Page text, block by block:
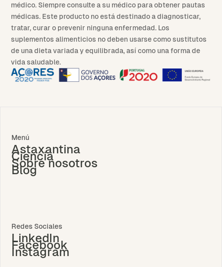
médico. Siempre consulte a su médico para obtener pautas
médicas. Este producto no está destinado a diagnosticar,
tratar, curar o prevenir ninguna enfermedad. Los
suplementos alimenticios no deben usarse como sustitutos
de una dieta variada y equilibrada, así como una forma de
vida saludable.
Menú
Astaxantina
Ciencia
Sobre nosotros
Blog
Redes Sociales
LinkedIn
Facebook
Instagram